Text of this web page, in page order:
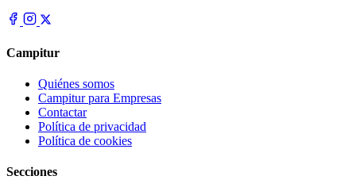
Campitur
Quiénes somos
Campitur para Empresas
Contactar
Política de privacidad
Política de cookies
Secciones